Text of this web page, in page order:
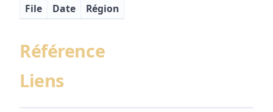
File Date Région
Référence
Liens